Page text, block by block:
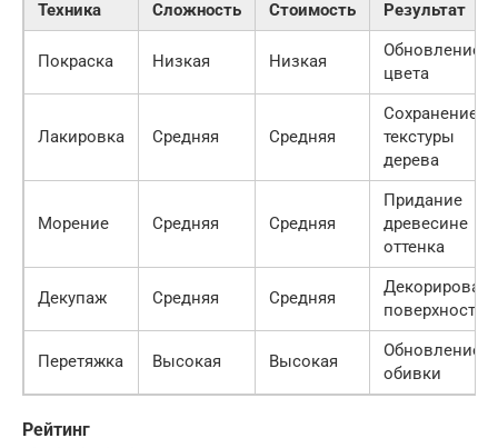
Техника Сложность Стоимость Результат
Покраска Низкая Низкая
Обновление
цвета
Лакировка Средняя Средняя
Сохранение
текстуры
дерева
Морение Средняя Средняя
Придание
древесине
оттенка
Декупаж Средняя Средняя
поверхности
Перетяжка Высокая Высокая
Обновление
обивки
Рейтинг